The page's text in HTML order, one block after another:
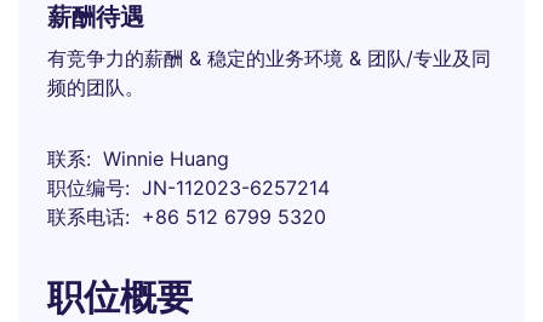
薪酬待遇
有竞争力的薪酬 & 稳定的业务环境 & 团队/专业及同
频的团队。
联系
Winnie Huang
职位编号
JN-112023-6257214
联系电话
+86 512 6799 5320
职位概要